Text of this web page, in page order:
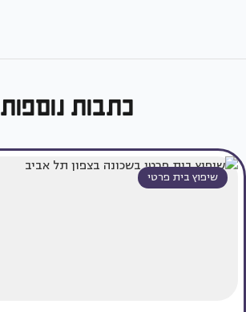
כתבות נוספות
שיפוץ בית פרטי